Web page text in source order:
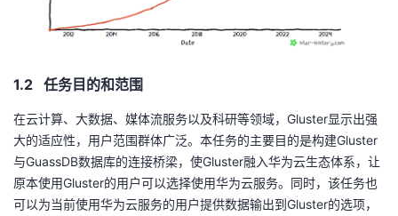
1.2 任务目的和范围
在云计算、大数据、媒体流服务以及科研等领域， Gluster显示出强
大的适应性，用户范围群体广泛。本任务的主要目的是构建Gluster
与GuassDB数据库的连接桥梁，使Gluster融入华为云生态体系，让
原本使用Gluster的用户可以选择使用华为云服务。同时，该任务也
可以为当前使用华为云服务的用户提供数据输出到Gluster的选项，